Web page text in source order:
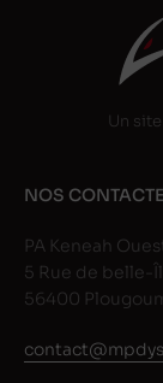
Un
NOS
PA Keneah
5 Rue de belle-
56400